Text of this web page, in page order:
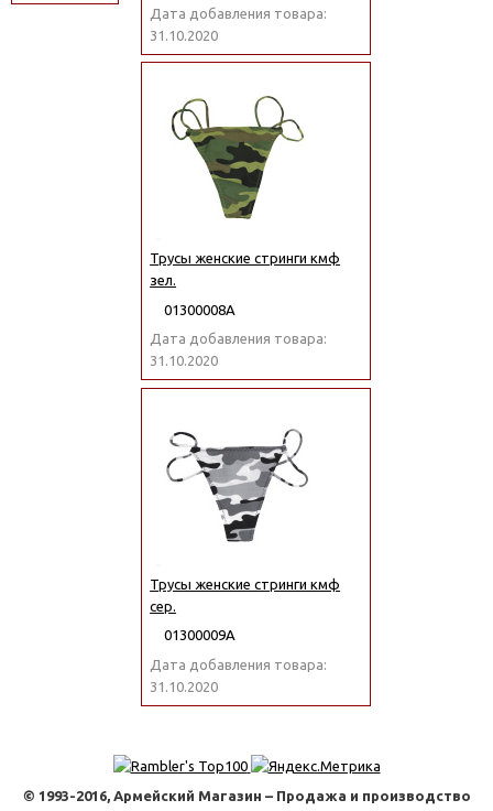
Дата добавления товара:
31.10.2020
Трусы женские стринги кмф
зел.
01300008А
Дата добавления товара:
31.10.2020
Трусы женские стринги кмф
сер.
01300009А
Дата добавления товара:
31.10.2020
© 1993-2016, Армейский Магазин – Продажа и производство